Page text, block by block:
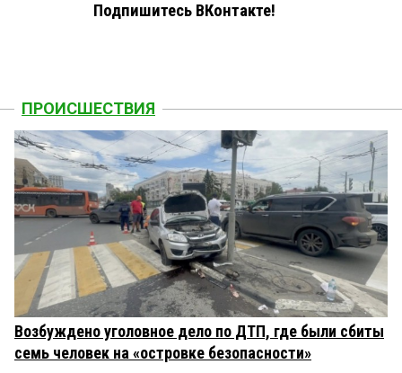
Подпишитесь ВКонтакте!
ПРОИСШЕСТВИЯ
Возбуждено уголовное дело по ДТП, где были сбиты
семь человек на «островке безопасности»